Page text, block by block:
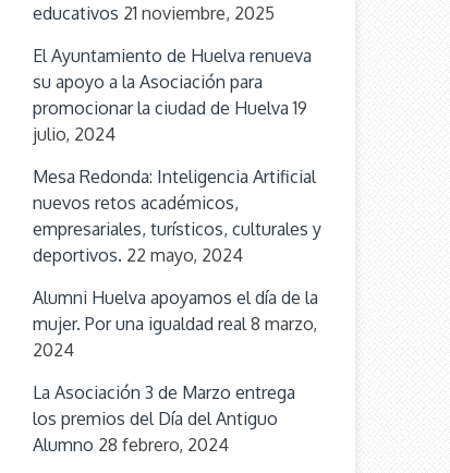
educativos 21 noviembre, 2025
El Ayuntamiento de Huelva renueva
su apoyo a la Asociación para
promocionar la ciudad de Huelva 19
julio, 2024
Mesa Redonda: Inteligencia Artificial
nuevos retos académicos,
empresariales, turísticos, culturales y
deportivos. 22 mayo, 2024
Alumni Huelva apoyamos el día de la
mujer. Por una igualdad real 8 marzo,
2024
La Asociación 3 de Marzo entrega
los premios del Día del Antiguo
Alumno 28 febrero, 2024